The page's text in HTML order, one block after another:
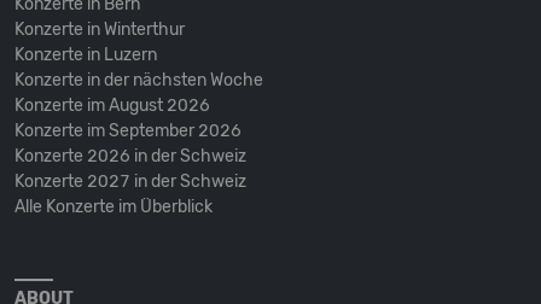
Konzerte in Winterthur
Konzerte in Luzern
Konzerte in der nächsten Woche
Konzerte im August 2026
Konzerte im September 2026
Konzerte 2026 in der Schweiz
Konzerte 2027 in der Schweiz
Alle Konzerte im Überblick
ABOUT